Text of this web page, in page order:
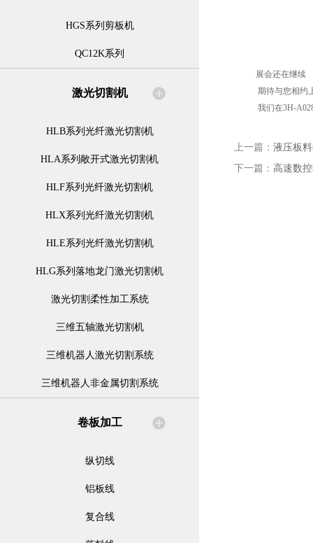
HGS系列剪板机
QC12K系列
激光切割机
HLB系列光纤激光切割机
HLA系列敞开式激光切割机
HLF系列光纤激光切割机
HLX系列光纤激光切割机
HLE系列光纤激光切割机
HLG系列落地龙门激光切割机
激光切割柔性加工系统
三维五轴激光切割机
三维机器人激光切割系统
三维机器人非金属切割系统
卷板加工
纵切线
铝板线
复合线
展会还在继续
期待与您相约上
我们在3H-A028
上一篇： 液压板
下一篇： 高速数